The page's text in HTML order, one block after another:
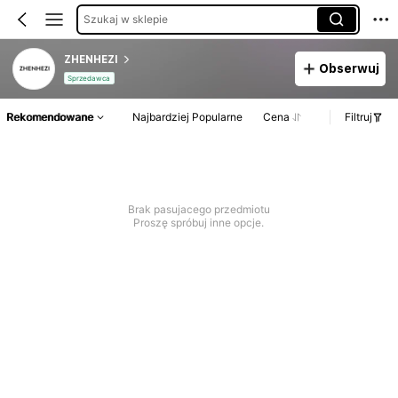
Szukaj w sklepie
ZHENHEZI
Sprzedawca
Obserwuj
Rekomendowane Najbardziej Popularne Cena Filtruj
Brak pasujacego przedmiotu
Proszę spróbuj inne opcje.